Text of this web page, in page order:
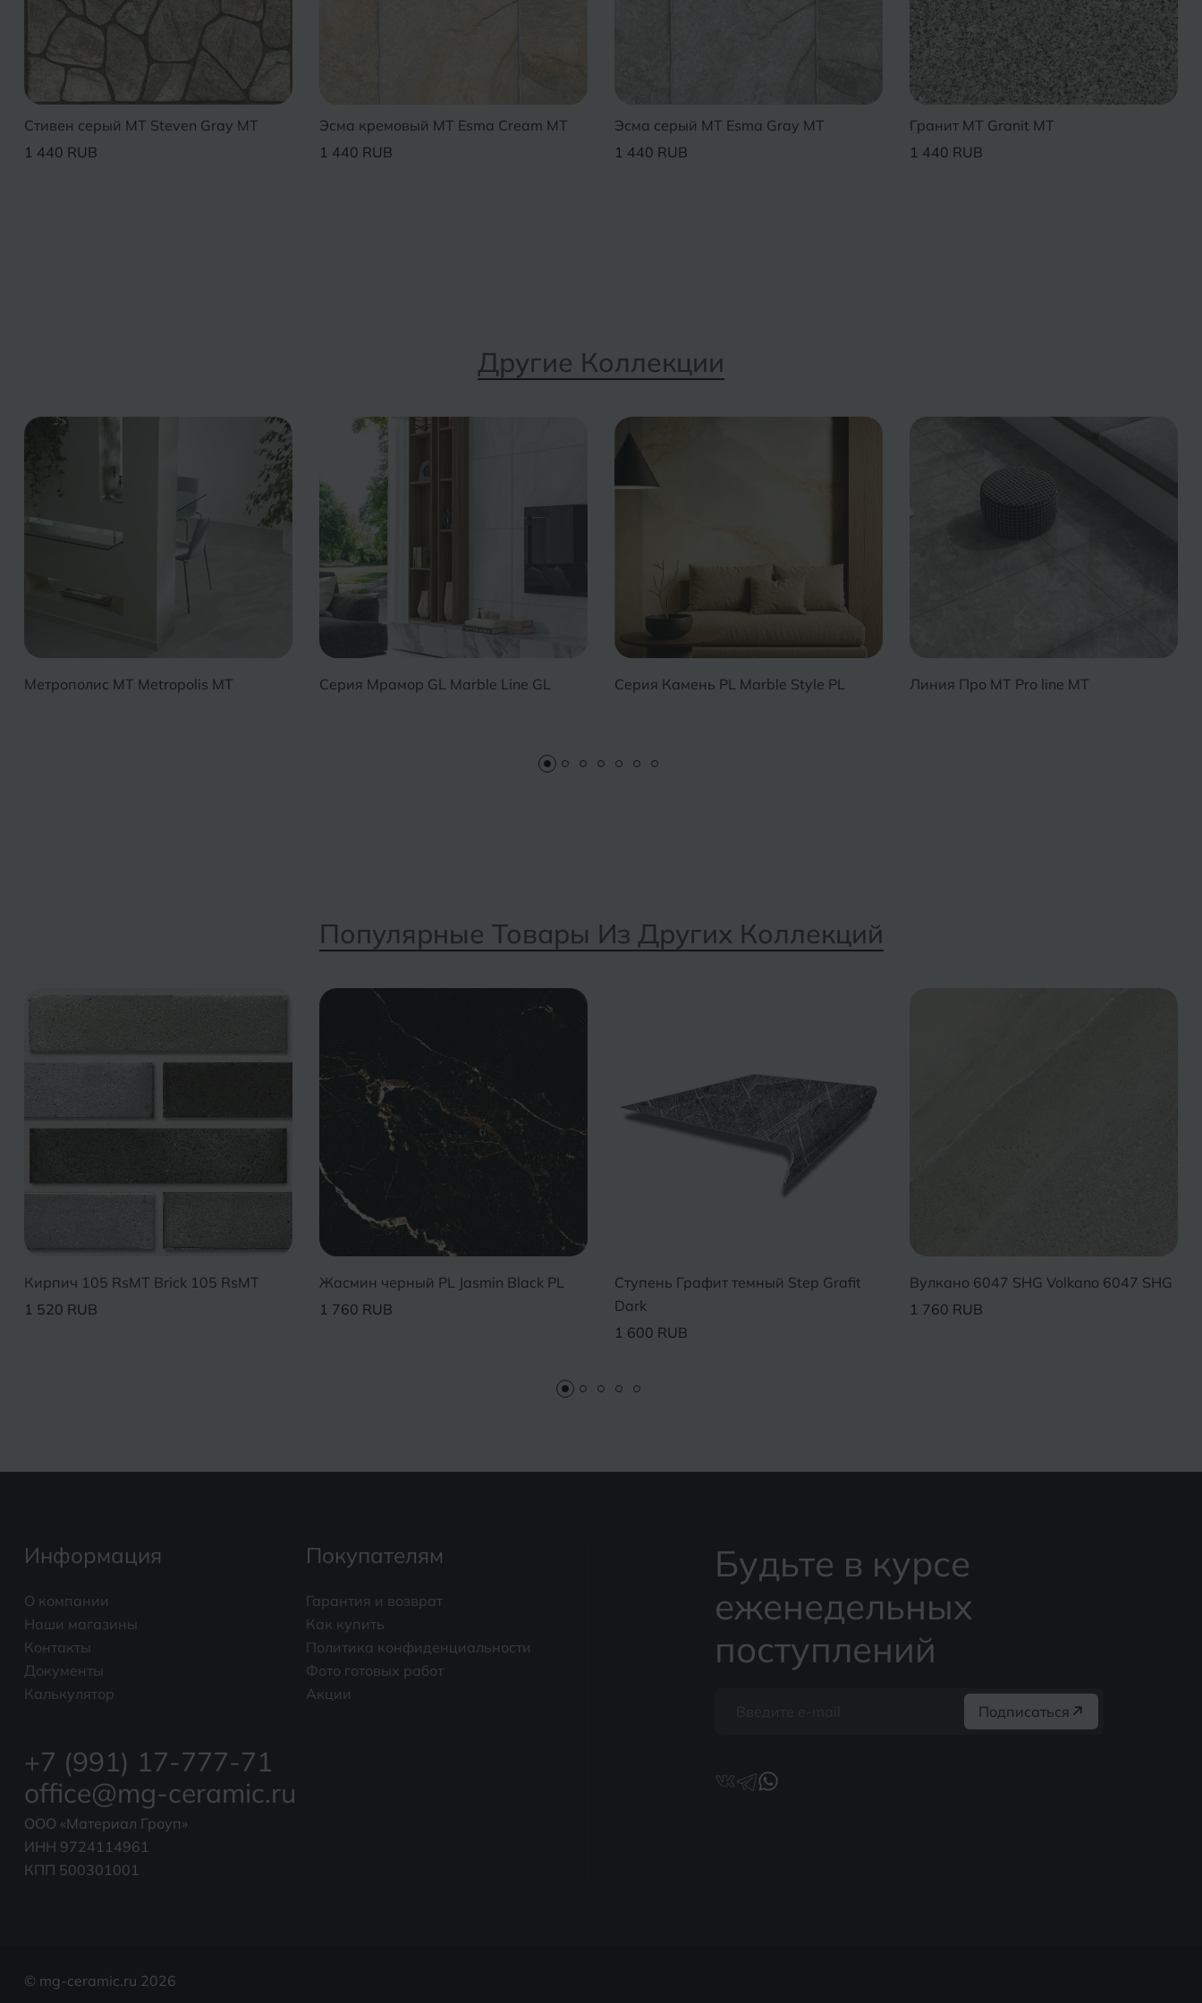
Стивен серый MT Steven Gray MT
1 440 RUB
Эсма кремовый MT Esma Cream MT
1 440 RUB
Эсма серый MT Esma Gray MT
1 440 RUB
Гранит MT Granit MT
1 440 RUB
Другие Коллекции
Метрополис MT Metropolis MT Серия Мрамор GL Marble Line GL Серия Камень PL Marble Style PL Линия Про MT Pro line MT
Популярные Товары Из Других Коллекций
Кирпич 105 RsMT Brick 105 RsMT
1 520 RUB
Жасмин черный PL Jasmin Black PL
1 760 RUB
Ступень Графит темный Step Grafit
Dark
1 600 RUB
Вулкано 6047 SHG Volkano 6047 SHG
1 760 RUB
Информация
О компании
Наши магазины
Контакты
Документы
Калькулятор
Покупателям
Гарантия и возврат
Как купить
Политика конфиденциальности
Фото готовых работ
Акции
+7 (991) 17-777-71
office@mg-ceramic.ru
ООО «Материал Гроуп»
ИНН 9724114961
КПП 500301001
Будьте в курсе
еженедельных
поступлений
Подписаться
© mg-ceramic.ru 2026